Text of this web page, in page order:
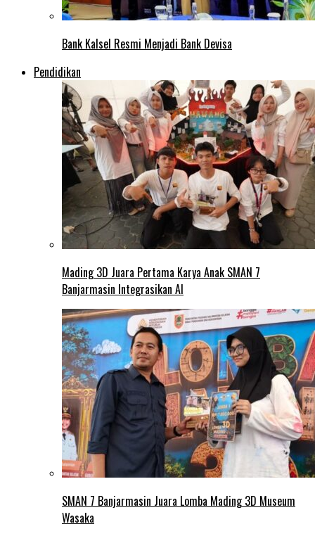
Bank Kalsel Resmi Menjadi Bank Devisa
Pendidikan
Mading 3D Juara Pertama Karya Anak SMAN 7
Banjarmasin Integrasikan AI
SMAN 7 Banjarmasin Juara Lomba Mading 3D Museum
Wasaka